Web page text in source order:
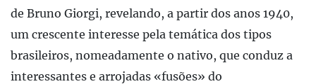
de Bruno Giorgi, revelando, a partir dos anos 1940,
um crescente interesse pela temática dos tipos
brasileiros, nomeadamente o nativo, que conduz a
interessantes e arrojadas «fusões» do